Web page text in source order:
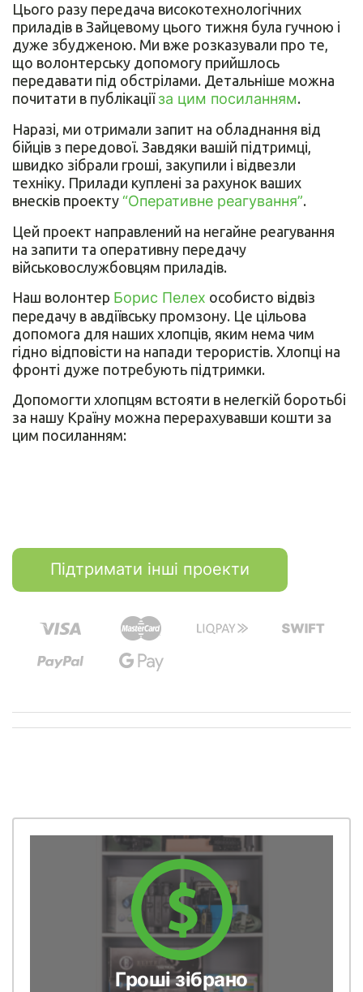
Цього разу передача високотехнологічних
приладів в Зайцевому цього тижня була гучною і
дуже збудженою. Ми вже розказували про те,
що волонтерську допомогу прийшлось
передавати під обстрілами. Детальніше можна
почитати в публікації за цим посиланням.
Наразі, ми отримали запит на обладнання від
бійців з передової. Завдяки вашій підтримці,
швидко зібрали гроші, закупили і відвезли
техніку. Прилади куплені за рахунок ваших
внесків проекту “Оперативне реагування”.
Цей проект направлений на негайне реагування
на запити та оперативну передачу
військовослужбовцям приладів.
Наш волонтер Борис Пелех особисто відвіз
передачу в авдіївську промзону. Це цільова
допомога для наших хлопців, яким нема чим
гідно відповісти на напади терористів. Хлопці на
фронті дуже потребують підтримки.
Допомогти хлопцям встояти в нелегкій боротьбі
за нашу Країну можна перерахувавши кошти за
цим посиланням:
Підтримати інші проекти
Гроші зібрано